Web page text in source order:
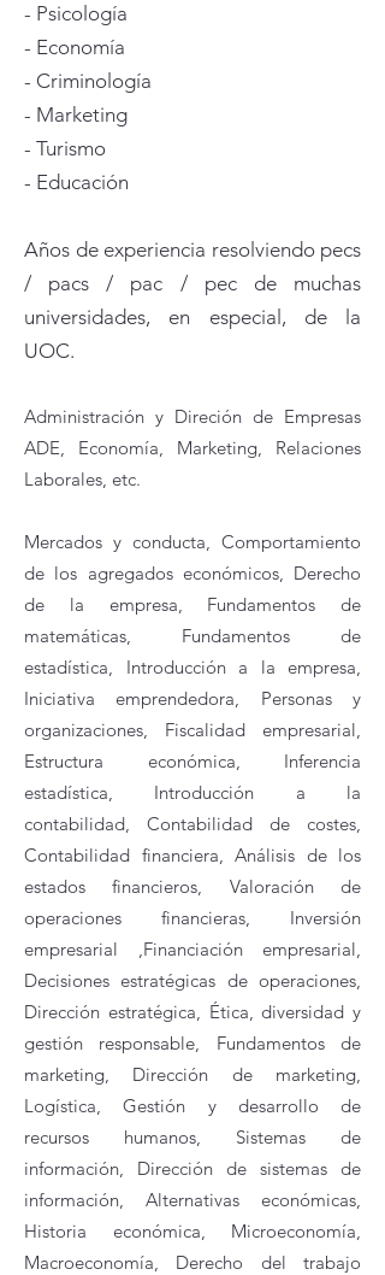
- Psicología
- Economía
- Criminología
- Marketing
- Turismo
- Educación
Años de experiencia resolviendo pecs
/ pacs / pac / pec de muchas
universidades, en especial, de la
UOC.
Administración y Direción de Empresas
ADE, Economía, Marketing, Relaciones
Laborales, etc.
Mercados y conducta, Comportamiento
de los agregados económicos, Derecho
de la empresa, Fundamentos de
matemáticas, Fundamentos de
estadística, Introducción a la empresa,
Iniciativa emprendedora, Personas y
organizaciones, Fiscalidad empresarial,
Estructura económica, Inferencia
estadística, Introducción a la
contabilidad, Contabilidad de costes,
Contabilidad financiera, Análisis de los
estados financieros, Valoración de
operaciones financieras, Inversión
empresarial ,Financiación empresarial,
Decisiones estratégicas de operaciones,
Dirección estratégica, Ética, diversidad y
gestión responsable, Fundamentos de
marketing, Dirección de marketing,
Logística, Gestión y desarrollo de
recursos humanos, Sistemas de
información, Dirección de sistemas de
información, Alternativas económicas,
Historia económica, Microeconomía,
Macroeconomía, Derecho del trabajo